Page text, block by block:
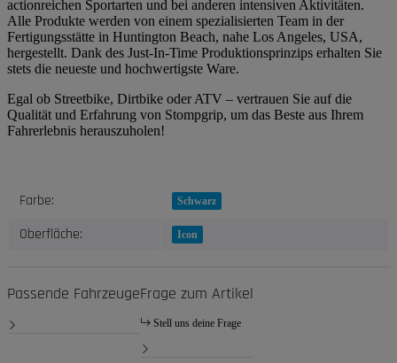
actionreichen Sportarten und bei anderen intensiven Aktivitäten.
Alle Produkte werden von einem spezialisierten Team in der
Fertigungsstätte in Huntington Beach, nahe Los Angeles, USA,
hergestellt. Dank des Just-In-Time Produktionsprinzips erhalten Sie
stets die neueste und hochwertigste Ware.
Egal ob Streetbike, Dirtbike oder ATV – vertrauen Sie auf die
Qualität und Erfahrung von Stompgrip, um das Beste aus Ihrem
Fahrerlebnis herauszuholen!
Produkteigenschaft
Wert
Farbe: Schwarz
Oberfläche: Icon
Passende FahrzeugeFrage zum Artikel
Stell uns deine Frage